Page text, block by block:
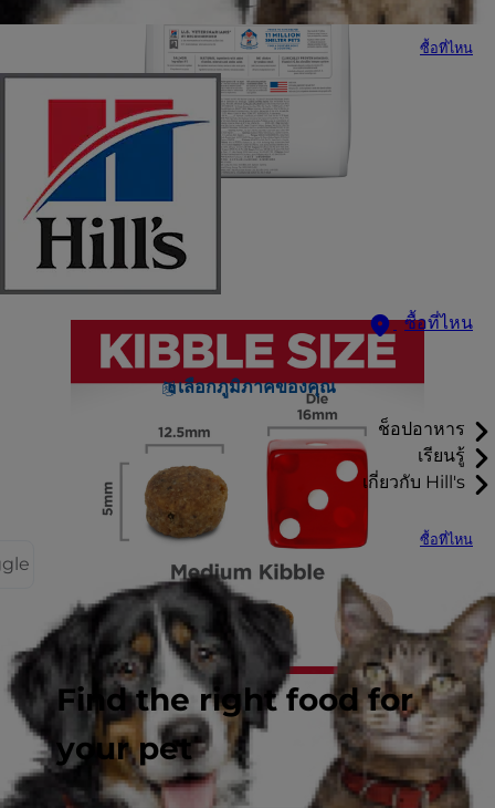
ซื้อที่ไหน
ซื้อที่ไหน
เลือกภูมิภาคของคุณ
ช็อปอาหาร
เรียนรู้
เกี่ยวกับ Hill's
ซื้อที่ไหน
Find the right food for
your pet